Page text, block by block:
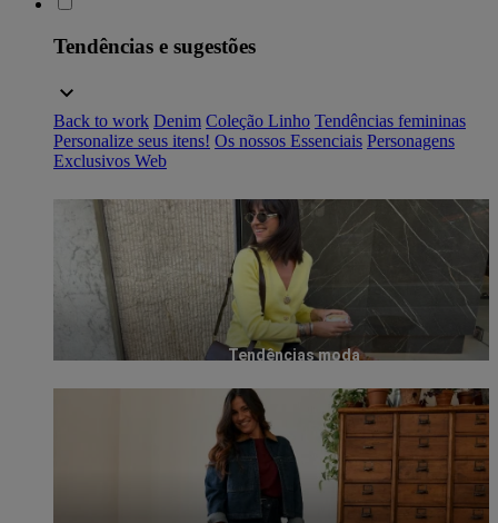
Tendências e sugestões
Back to work Denim Coleção Linho Tendências femininas
Personalize seus itens! Os nossos Essenciais Personagens
Exclusivos Web
Tendências moda